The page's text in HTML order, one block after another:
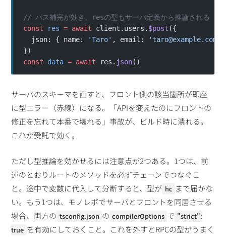
// パス補完が効き、resの型もサーバ定義から推論される
const res = await client.users. $post ({
  json: { name:
'Taro' , email: ' taro@example.com
})
const data = await res. json()
サーバのスキーマを直すと、フロント側の該当箇所が即座
に型エラー（赤線）になる。「APIを変えたのにフロントの
修正を忘れて本番で壊れる」事故が、ビルド時に潰れる。
これが受託で効く。
ただし型推論を効かせるには注意点が2つある。1つは、前
述のとおりルートのメソッドを必ずチェーンでつなぐこ
と。途中で変数に代入して分断すると、型が hc まで届かな
い。もう1つは、モノレポでサーバとフロントを同居させる
場合、両方の tsconfig.json の compilerOptions で "strict":
true を有効にしておくこと。これを外すとRPCの型がうまく